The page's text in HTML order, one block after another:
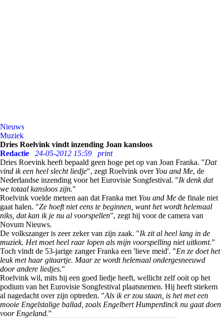
Nieuws
Muziek
Dries Roelvink vindt inzending Joan kansloos
Redactie
24-05-2012 15:59
print
Dries Roevink heeft bepaald geen hoge pet op van Joan Franka. "Dat
vind ik een heel slecht liedje", zegt Roelvink over You and Me, de
Nederlandse inzending voor het Eurovisie Songfestival. "Ik denk dat
we totaal kansloos zijn."
Roelvink voelde meteen aan dat Franka met You and Me de finale niet
gaat halen. "Ze hoeft niet eens te beginnen, want het wordt helemaal
niks, dat kan ik je nu al voorspellen", zegt hij voor de camera van
Novum Nieuws.
De volkszanger is zeer zeker van zijn zaak. "Ik zit al heel lang in de
muziek. Het moet heel raar lopen als mijn voorspelling niet uitkomt."
Toch vindt de 53-jarige zanger Franka een 'lieve meid'. "En ze doet het
leuk met haar gitaartje. Maar ze wordt helemaal ondergesneeuwd
door andere liedjes."
Roelvink wil, mits hij een goed liedje heeft, wellicht zelf ooit op het
podium van het Eurovisie Songfestival plaatsnemen. Hij heeft stiekem
al nagedacht over zijn optreden. "Als ik er zou staan, is het met een
mooie Engelstalige ballad, zoals Engelbert Humperdinck nu gaat doen
voor Engeland."